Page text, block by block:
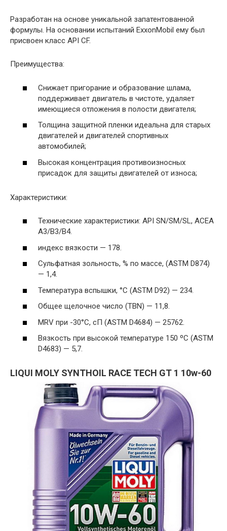
Разработан на основе уникальной запатентованной
формулы. На основании испытаний ExxonMobil ему был
присвоен класс API CF.
Преимущества:
Снижает пригорание и образование шлама,
поддерживает двигатель в чистоте, удаляет
имеющиеся отложения в полости двигателя;
Толщина защитной пленки идеальна для старых
двигателей и двигателей спортивных
автомобилей;
Высокая концентрация противоизносных
присадок для защиты двигателей от износа;
Характеристики:
Технические характеристики: API SN/SM/SL, ACEA
A3/B3/B4.
индекс вязкости — 178.
Сульфатная зольность, % по массе, (ASTM D874)
— 1,4.
Температура вспышки, °С (ASTM D92) — 234.
Общее щелочное число (TBN) — 11,8.
MRV при -30°C, сП (ASTM D4684) — 25762.
Вязкость при высокой температуре 150 ºC (ASTM
D4683) — 5,7.
LIQUI MOLY SYNTHOIL RACE TECH GT 1 10w-60